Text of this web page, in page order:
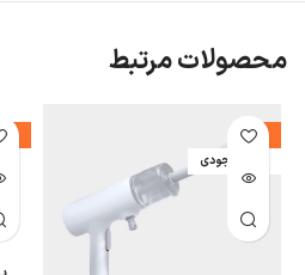
محصولات مرتبط
-5%
اتمام موجودی